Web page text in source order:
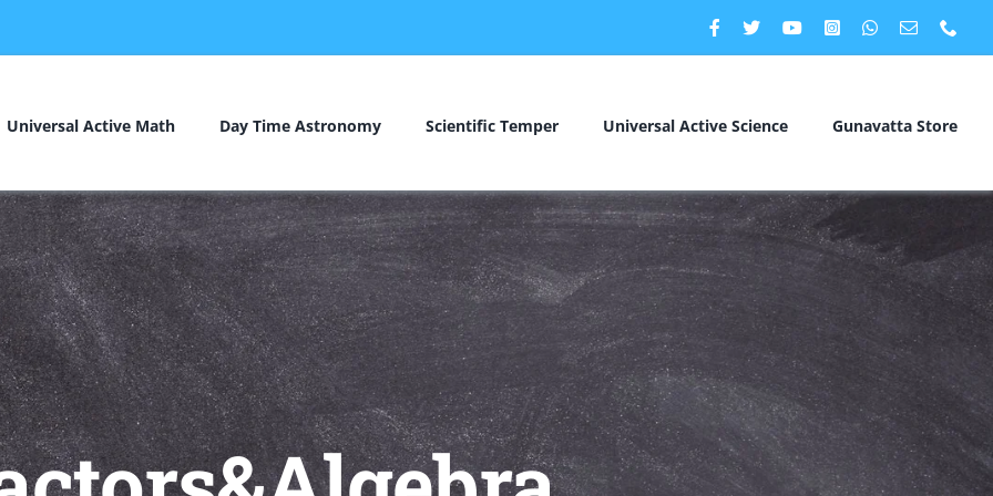
Universal Active Math Day Time Astronomy Scientific Temper Universal Active Science Gunavatta Store